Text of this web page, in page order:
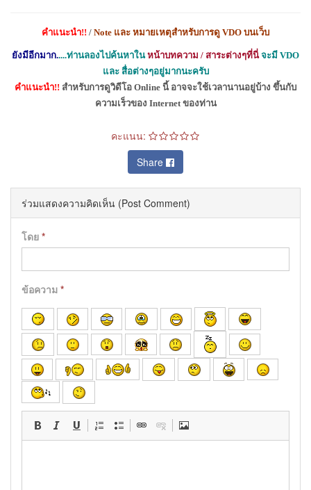
คำแนะนำ!! / Note และ หมายเหตุสำหรับการดู VDO บนเว็บ
ยังมีอีกมาก.....ท่านลองไปค้นหาในหน้าบทความ / สาระต่างๆที่นี่จะมี VDO
และ สื่อต่างๆอยู่มากนะครับ
คำแนะนำ!! สำหรับการดูวิดีโอ Online นี้ อาจจะใช้เวลานานอยู่บ้าง ขึ้นกับ
ความเร็วของ Internetของท่าน
คะแนน:
Share
ร่วมแสดงความคิดเห็น (Post Comment)
โดย *
ข้อความ *